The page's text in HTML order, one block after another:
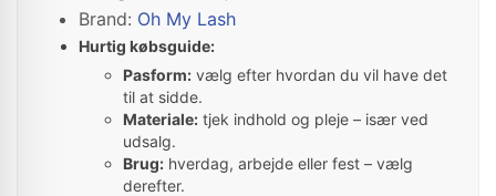
Brand: Oh My Lash
Hurtig købsguide:
Pasform: vælg efter hvordan du vil have det
til at sidde.
Materiale: tjek indhold og pleje – især ved
udsalg.
Brug: hverdag, arbejde eller fest – vælg
derefter.